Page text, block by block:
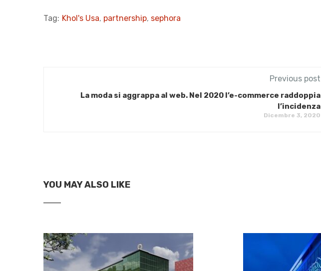
Tag: Khol's Usa, partnership, sephora
Previous post
La moda si aggrappa al web. Nel 2020 l’e-commerce raddoppia
l’incidenza
Dicembre 3, 2020
YOU MAY ALSO LIKE